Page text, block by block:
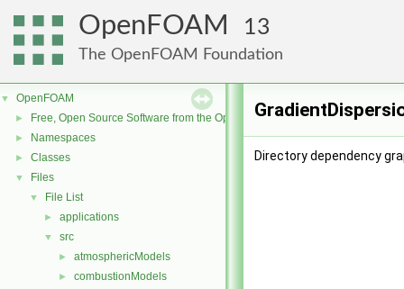
OpenFOAM 13
The OpenFOAM Foundation
▼ OpenFOAM
► Free, Open Source Software from the OpenFOAM Foundation
► Namespaces
► Classes
▼ Files
▼ File List
► applications
▼ src
► atmosphericModels
► combustionModels
Directory dependency